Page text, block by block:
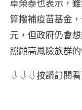
卓榮泰也表示，
算撥補疫苗基金
元，但政府仍會
照顧高風險族群的
⇩⇩⇩按讚訂閱